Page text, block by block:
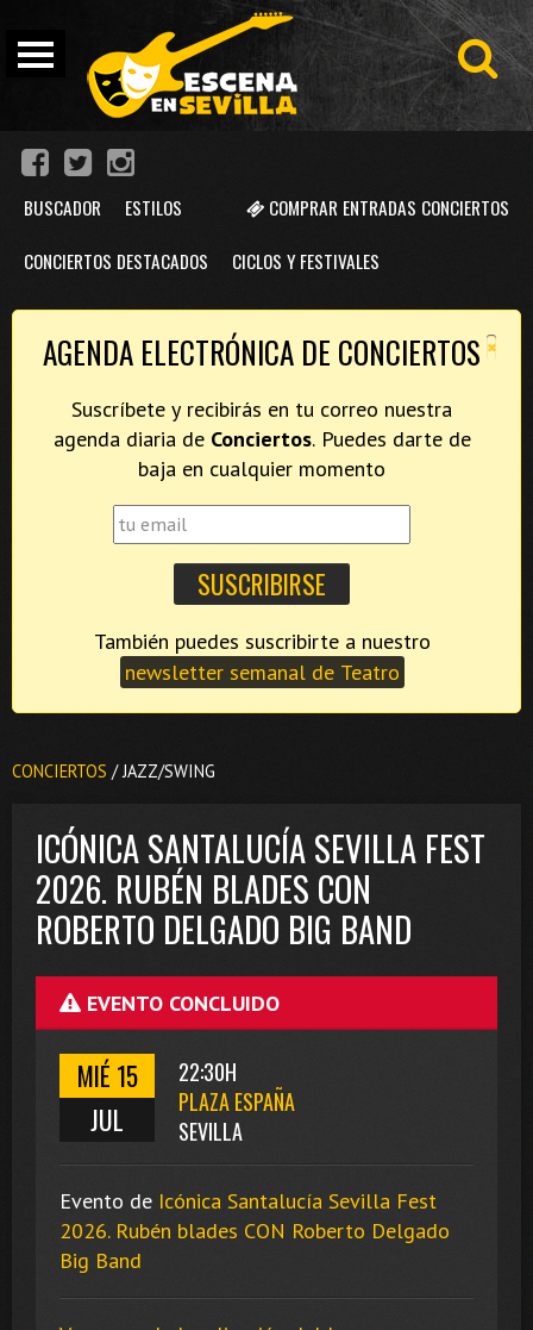
COMPRAR ENTRADAS CONCIERTOS
BUSCADOR ESTILOS
CONCIERTOS DESTACADOS CICLOS Y FESTIVALES
×
AGENDA ELECTRÓNICA DE CONCIERTOS
Suscríbete y recibirás en tu correo nuestra
agenda diaria de Conciertos. Puedes darte de
baja en cualquier momento
newsletter semanal de Teatro
CONCIERTOS / JAZZ/SWING
ICÓNICA SANTALUCÍA SEVILLA FEST
2026. RUBÉN BLADES CON
ROBERTO DELGADO BIG BAND
EVENTO CONCLUIDO
MIÉ 15
JUL
22:30H
PLAZA ESPAÑA
SEVILLA
Evento de Icónica Santalucía Sevilla Fest
2026. Rubén blades CON Roberto Delgado
Big Band